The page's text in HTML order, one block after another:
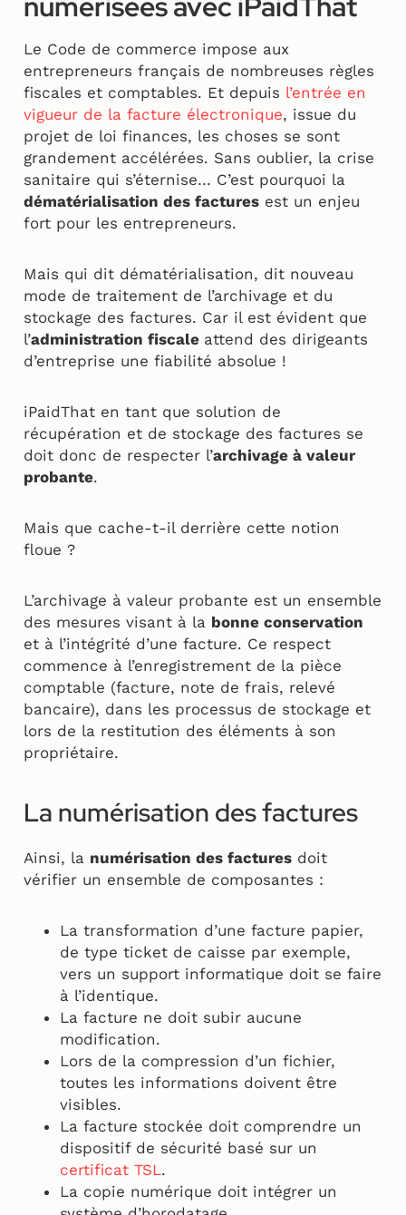
Le Code de commerce impose aux
entrepreneurs français de nombreuses règles
fiscales et comptables. Et depuis l’entrée en
vigueur de la facture électronique, issue du
projet de loi finances, les choses se sont
grandement accélérées. Sans oublier, la crise
sanitaire qui s’éternise… C’est pourquoi la
dématérialisation des factures est un enjeu
fort pour les entrepreneurs.
Mais qui dit dématérialisation, dit nouveau
mode de traitement de l’archivage et du
stockage des factures. Car il est évident que
l’administration fiscale attend des dirigeants
d’entreprise une fiabilité absolue !
iPaidThat en tant que solution de
récupération et de stockage des factures se
doit donc de respecter l’archivage à valeur
probante.
Mais que cache-t-il derrière cette notion
floue ?
L’archivage à valeur probante est un ensemble
des mesures visant à la bonne conservation
et à l’intégrité d’une facture. Ce respect
commence à l’enregistrement de la pièce
comptable (facture, note de frais, relevé
bancaire), dans les processus de stockage et
lors de la restitution des éléments à son
propriétaire.
La numérisation des factures
Ainsi, la numérisation des factures doit
vérifier un ensemble de composantes :
La transformation d’une facture papier,
de type ticket de caisse par exemple,
vers un support informatique doit se faire
à l’identique.
La facture ne doit subir aucune
modification.
Lors de la compression d’un fichier,
toutes les informations doivent être
visibles.
La facture stockée doit comprendre un
dispositif de sécurité basé sur un
certificat TSL.
La copie numérique doit intégrer un